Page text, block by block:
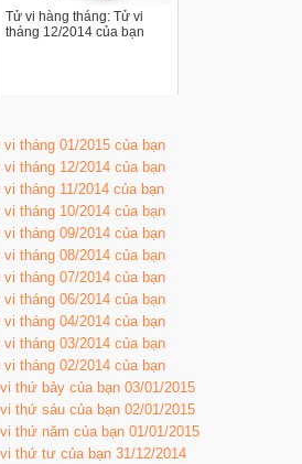
Tử vi hàng tháng: Tử vi
tháng 12/2014 của bạn
tháng 01/2015 của bạn
tháng 12/2014 của bạn
tháng 11/2014 của bạn
tháng 10/2014 của bạn
tháng 09/2014 của bạn
tháng 08/2014 của bạn
tháng 07/2014 của bạn
tháng 06/2014 của bạn
tháng 04/2014 của bạn
tháng 03/2014 của bạn
tháng 02/2014 của bạn
thứ bảy của bạn 03/01/2015
thứ sáu của bạn 02/01/2015
thứ năm của bạn 01/01/2015
thứ tư của bạn 31/12/2014